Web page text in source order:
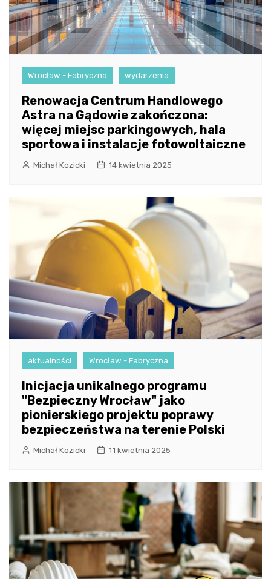
Wrocław - Fabryczna wydarzenia
Renowacja Centrum Handlowego
Astra na Gądowie zakończona:
więcej miejsc parkingowych, hala
sportowa i instalacje fotowoltaiczne
Michał Kozicki 14 kwietnia 2025
aktualności Wrocław - Fabryczna
Inicjacja unikalnego programu
"Bezpieczny Wrocław" jako
pionierskiego projektu poprawy
bezpieczeństwa na terenie Polski
Michał Kozicki 11 kwietnia 2025